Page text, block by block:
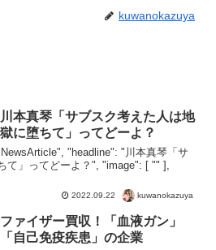
kuwanokazuya
川本真琴「サブスク考えた人は地
獄に堕ちて」ってどーよ？
"headline": "川本真琴「サ
て」ってどーよ？", "image": [ "" ],
2022.09.22 kuwanokazuya
ファイザー買収！「血液ガン」
「自己免疫疾患」の企業